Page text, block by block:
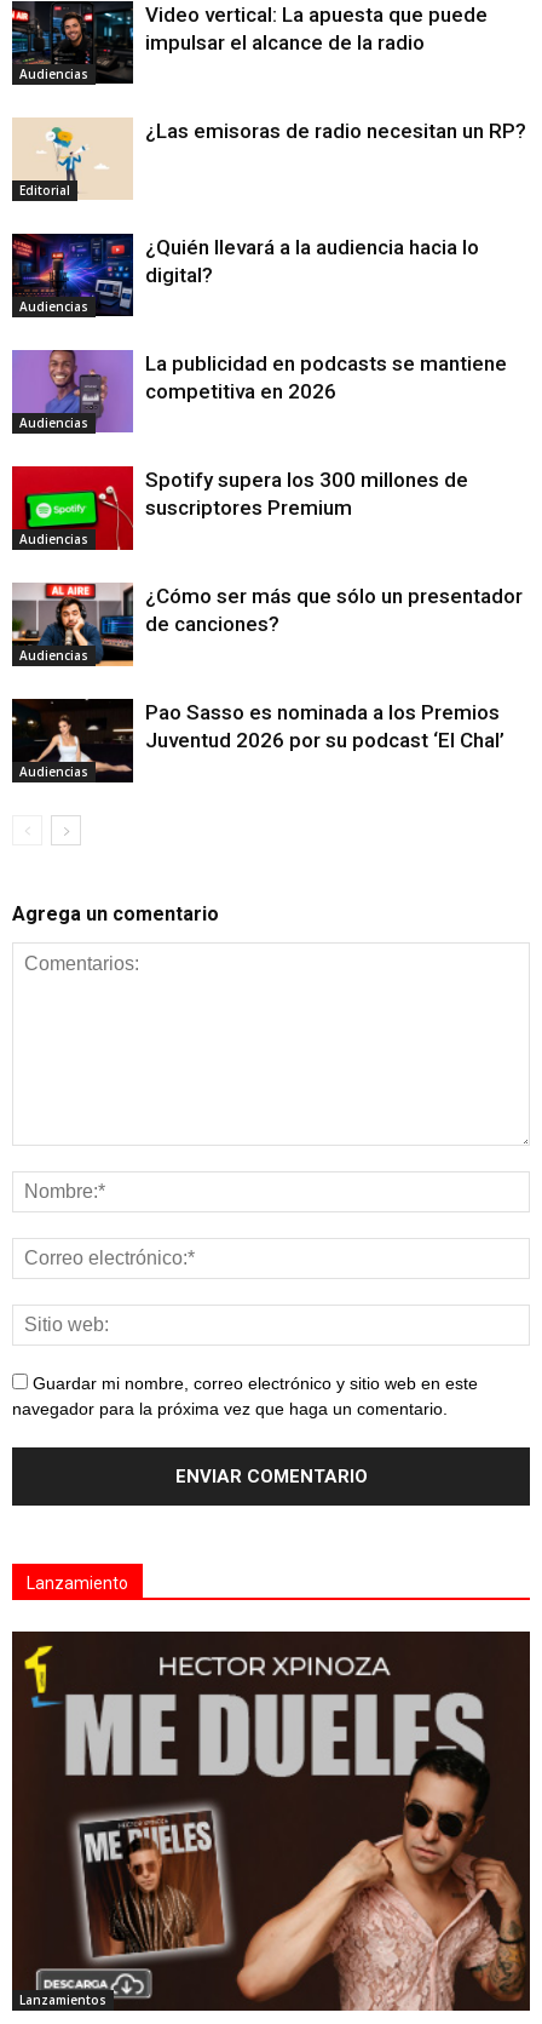
Audiencias
Video vertical: La apuesta que puede
impulsar el alcance de la radio
Editorial
¿Las emisoras de radio necesitan un RP?
Audiencias
¿Quién llevará a la audiencia hacia lo
digital?
Audiencias
La publicidad en podcasts se mantiene
competitiva en 2026
Audiencias
Spotify supera los 300 millones de
suscriptores Premium
Audiencias
¿Cómo ser más que sólo un presentador
de canciones?
Audiencias
Pao Sasso es nominada a los Premios
Juventud 2026 por su podcast ‘El Chal’
Agrega un comentario
Guardar mi nombre, correo electrónico y sitio web en este
navegador para la próxima vez que haga un comentario.
Lanzamiento
Lanzamientos